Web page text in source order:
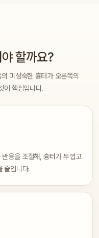
할까요?
미성숙한 흉터가 오른쪽의
이 핵심입니다.
응을 조절해, 흉터가 두껍고
줄입니다.